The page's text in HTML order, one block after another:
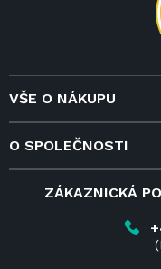
VŠE O NÁKUPU
Doprava a služby
Reklamace
Vrácení zboží do 14 dnů
O SPOLEČNOSTI
ZÁKAZNICKÁ